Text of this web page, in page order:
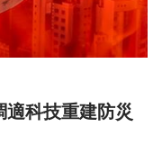
科技重建防災